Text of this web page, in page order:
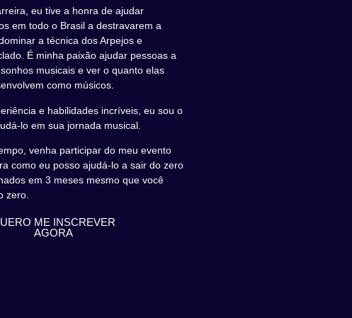
eu tive a honra de ajudar
em todo o Brasil a destravarem a
a técnica dos Arpejos e
É minha paixão ajudar pessoas a
musicais e ver o quanto elas
como músicos.
e habilidades incríveis, eu sou o
lo em sua jornada musical.
venha participar do meu evento
como eu posso ajudá-lo a sair do zero
em 3 meses mesmo que você
zero.
ME INSCREVER
AGORA